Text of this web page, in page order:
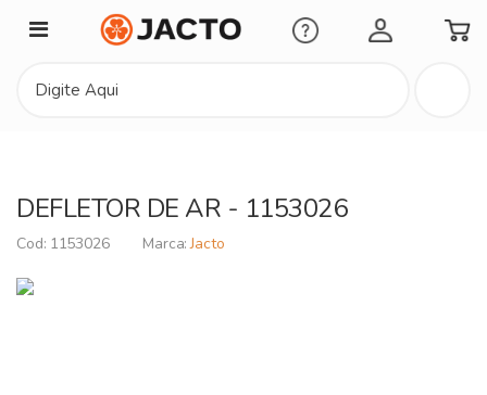
Minha Conta
DEFLETOR DE AR - 1153026
1153026 Jacto